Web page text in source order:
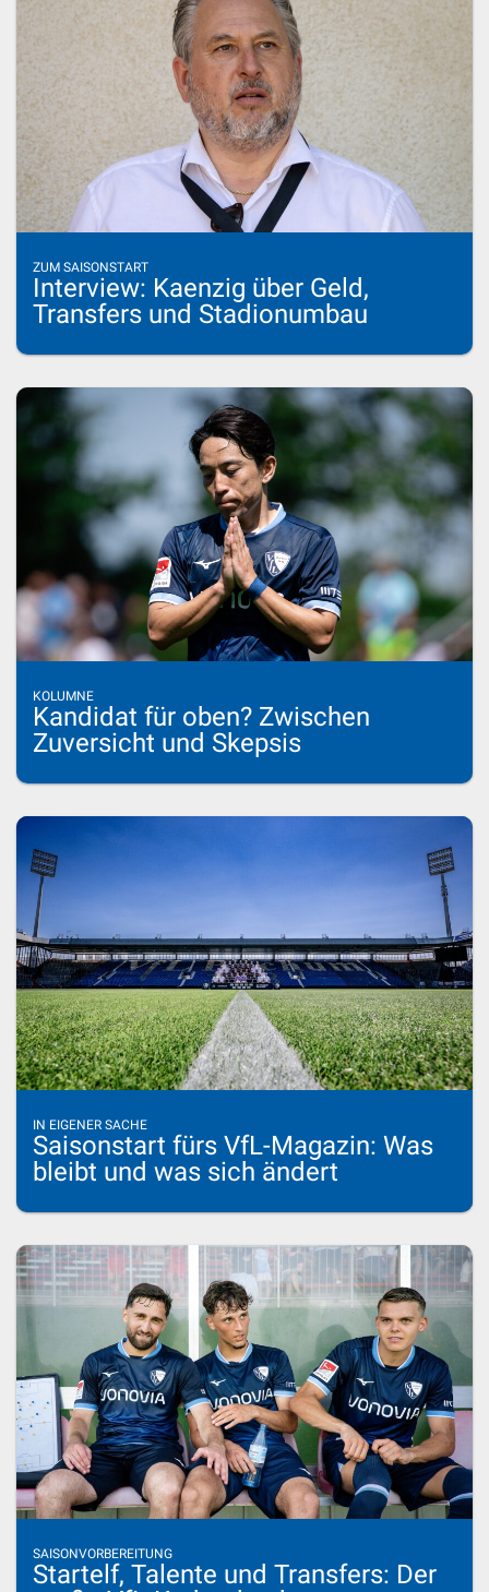
ZUM SAISONSTART
Interview: Kaenzig über Geld,
Transfers und Stadionumbau
KOLUMNE
Kandidat für oben? Zwischen
Zuversicht und Skepsis
IN EIGENER SACHE
Saisonstart fürs VfL-Magazin: Was
bleibt und was sich ändert
SAISONVORBEREITUNG
Startelf, Talente und Transfers: Der